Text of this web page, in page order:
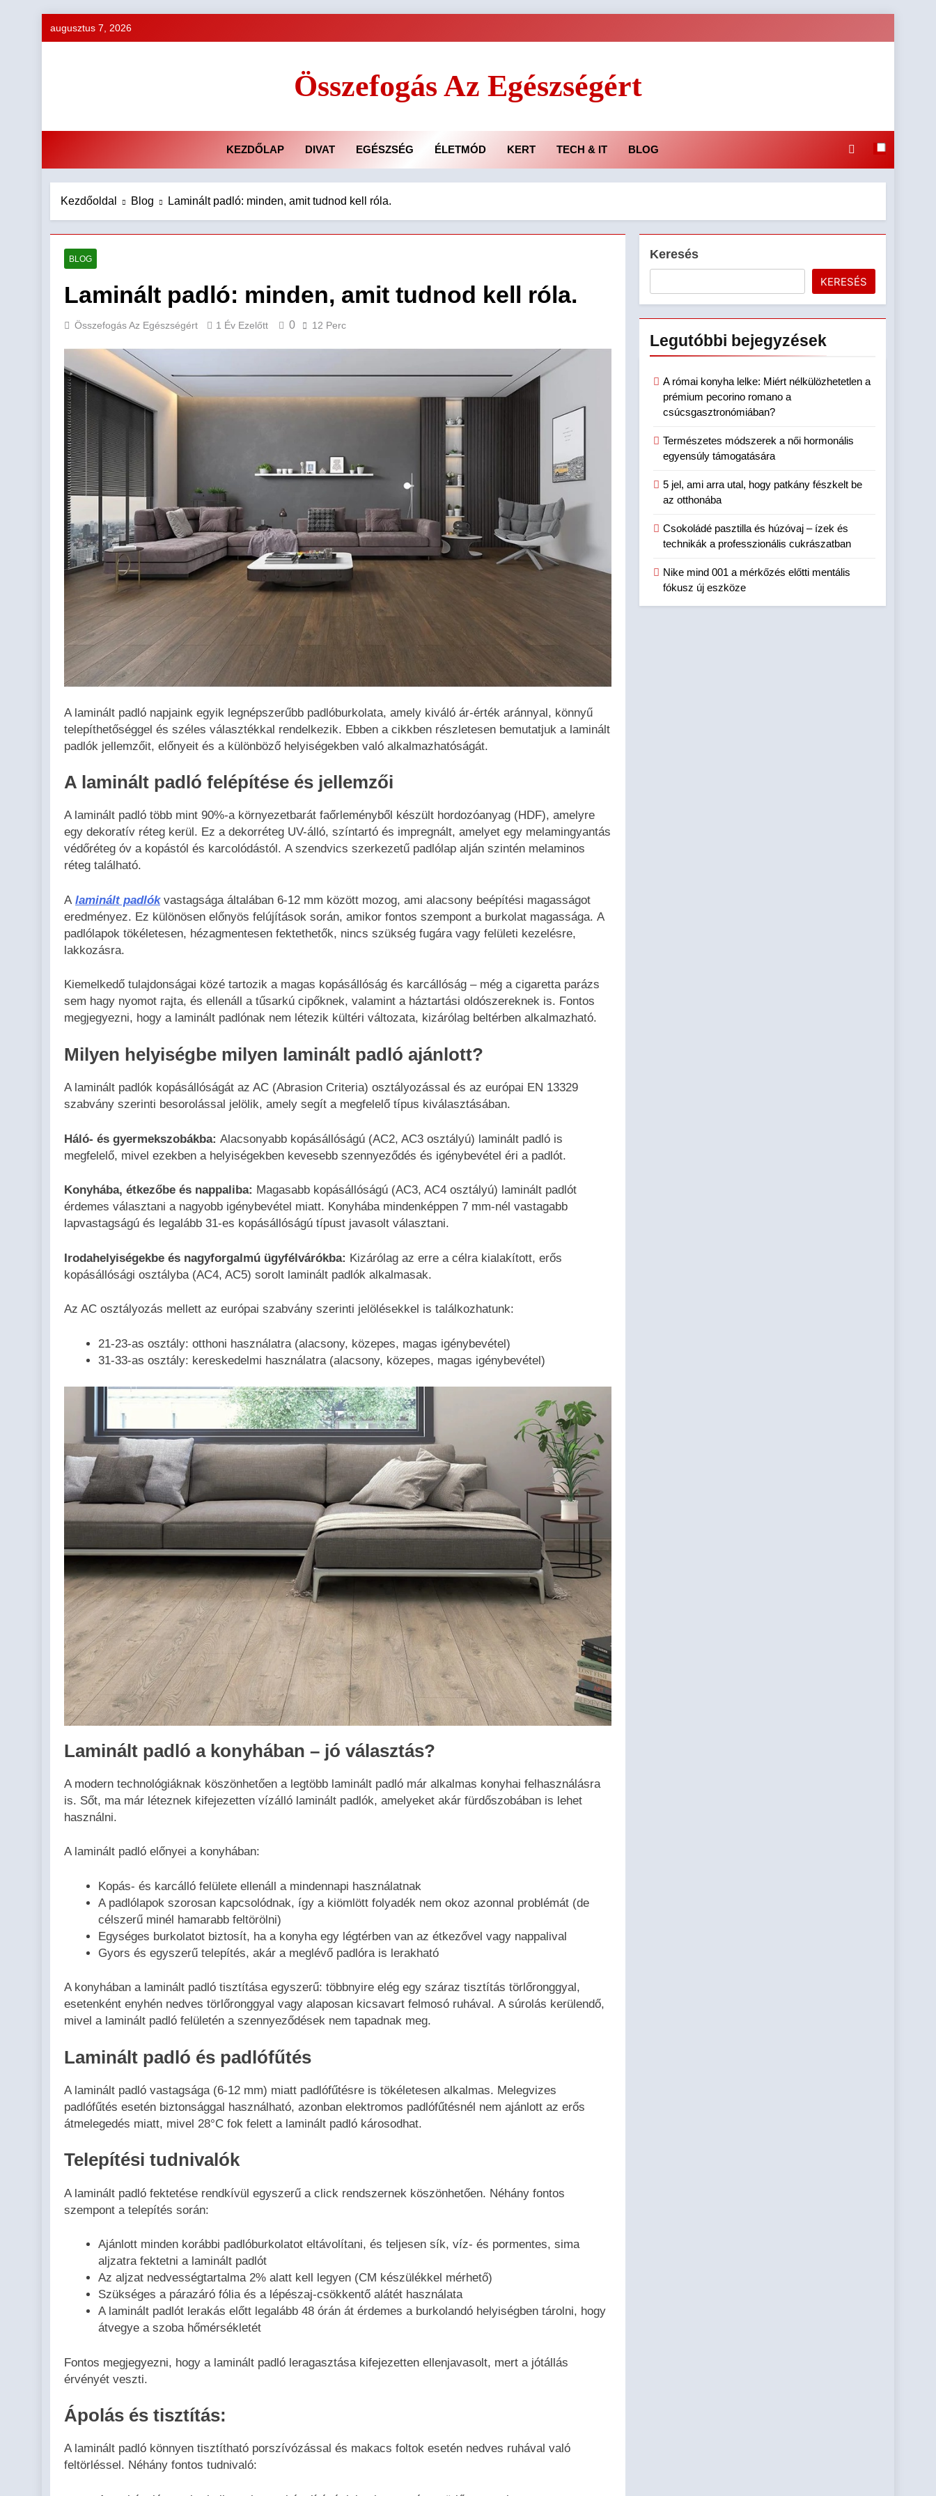
augusztus 7, 2026
Összefogás Az Egészségért
KEZDŐLAP DIVAT EGÉSZSÉG ÉLETMÓD KERT TECH & IT BLOG
Kezdőoldal Blog Laminált padló: minden, amit tudnod kell róla.
BLOG
Laminált padló: minden, amit tudnod kell róla.
Összefogás Az Egészségért 1 Év Ezelőtt 0 12 Perc
A laminált padló napjaink egyik legnépszerűbb padlóburkolata, amely kiváló ár-érték aránnyal, könnyű
telepíthetőséggel és széles választékkal rendelkezik. Ebben a cikkben részletesen bemutatjuk a laminált
padlók jellemzőit, előnyeit és a különböző helyiségekben való alkalmazhatóságát.
A laminált padló felépítése és jellemzői
A laminált padló több mint 90%-a környezetbarát faőrleményből készült hordozóanyag (HDF), amelyre
egy dekoratív réteg kerül. Ez a dekorréteg UV-álló, színtartó és impregnált, amelyet egy melamingyantás
védőréteg óv a kopástól és karcolódástól. A szendvics szerkezetű padlólap alján szintén melaminos
réteg található.
A laminált padlókvastagsága általában 6-12 mm között mozog, ami alacsony beépítési magasságot
eredményez. Ez különösen előnyös felújítások során, amikor fontos szempont a burkolat magassága. A
padlólapok tökéletesen, hézagmentesen fektethetők, nincs szükség fugára vagy felületi kezelésre,
lakkozásra.
Kiemelkedő tulajdonságai közé tartozik a magas kopásállóság és karcállóság – még a cigaretta parázs
sem hagy nyomot rajta, és ellenáll a tűsarkú cipőknek, valamint a háztartási oldószereknek is. Fontos
megjegyezni, hogy a laminált padlónak nem létezik kültéri változata, kizárólag beltérben alkalmazható.
Milyen helyiségbe milyen laminált padló ajánlott?
A laminált padlók kopásállóságát az AC (Abrasion Criteria) osztályozással és az európai EN 13329
szabvány szerinti besorolással jelölik, amely segít a megfelelő típus kiválasztásában.
Háló- és gyermekszobákba: Alacsonyabb kopásállóságú (AC2, AC3 osztályú) laminált padló is
megfelelő, mivel ezekben a helyiségekben kevesebb szennyeződés és igénybevétel éri a padlót.
Konyhába, étkezőbe és nappaliba: Magasabb kopásállóságú (AC3, AC4 osztályú) laminált padlót
érdemes választani a nagyobb igénybevétel miatt. Konyhába mindenképpen 7 mm-nél vastagabb
lapvastagságú és legalább 31-es kopásállóságú típust javasolt választani.
Irodahelyiségekbe és nagyforgalmú ügyfélvárókba: Kizárólag az erre a célra kialakított, erős
kopásállósági osztályba (AC4, AC5) sorolt laminált padlók alkalmasak.
Az AC osztályozás mellett az európai szabvány szerinti jelölésekkel is találkozhatunk:
21-23-as osztály: otthoni használatra (alacsony, közepes, magas igénybevétel)
31-33-as osztály: kereskedelmi használatra (alacsony, közepes, magas igénybevétel)
Laminált padló a konyhában – jó választás?
A modern technológiáknak köszönhetően a legtöbb laminált padló már alkalmas konyhai felhasználásra
is. Sőt, ma már léteznek kifejezetten vízálló laminált padlók, amelyeket akár fürdőszobában is lehet
használni.
A laminált padló előnyei a konyhában:
Kopás- és karcálló felülete ellenáll a mindennapi használatnak
A padlólapok szorosan kapcsolódnak, így a kiömlött folyadék nem okoz azonnal problémát (de
célszerű minél hamarabb feltörölni)
Egységes burkolatot biztosít, ha a konyha egy légtérben van az étkezővel vagy nappalival
Gyors és egyszerű telepítés, akár a meglévő padlóra is lerakható
A konyhában a laminált padló tisztítása egyszerű: többnyire elég egy száraz tisztítás törlőronggyal,
esetenként enyhén nedves törlőronggyal vagy alaposan kicsavart felmosó ruhával. A súrolás kerülendő,
mivel a laminált padló felületén a szennyeződések nem tapadnak meg.
Laminált padló és padlófűtés
A laminált padló vastagsága (6-12 mm) miatt padlófűtésre is tökéletesen alkalmas. Melegvizes
padlófűtés esetén biztonsággal használható, azonban elektromos padlófűtésnél nem ajánlott az erős
átmelegedés miatt, mivel 28°C fok felett a laminált padló károsodhat.
Telepítési tudnivalók
A laminált padló fektetése rendkívül egyszerű a click rendszernek köszönhetően. Néhány fontos
szempont a telepítés során:
Ajánlott minden korábbi padlóburkolatot eltávolítani, és teljesen sík, víz- és pormentes, sima
aljzatra fektetni a laminált padlót
Az aljzat nedvességtartalma 2% alatt kell legyen (CM készülékkel mérhető)
Szükséges a párazáró fólia és a lépészaj-csökkentő alátét használata
A laminált padlót lerakás előtt legalább 48 órán át érdemes a burkolandó helyiségben tárolni, hogy
átvegye a szoba hőmérsékletét
Fontos megjegyezni, hogy a laminált padló leragasztása kifejezetten ellenjavasolt, mert a jótállás
érvényét veszti.
Ápolás és tisztítás:
A laminált padló könnyen tisztítható porszívózással és makacs foltok esetén nedves ruhával való
feltörléssel. Néhány fontos tudnivaló:
Keresés
KERESÉS
Legutóbbi bejegyzések
A római konyha lelke: Miért nélkülözhetetlen a
prémium pecorino romano a
csúcsgasztronómiában?
Természetes módszerek a női hormonális
egyensúly támogatására
5 jel, ami arra utal, hogy patkány fészkelt be
az otthonába
Csokoládé pasztilla és húzóvaj – ízek és
technikák a professzionális cukrászatban
Nike mind 001 a mérkőzés előtti mentális
fókusz új eszköze